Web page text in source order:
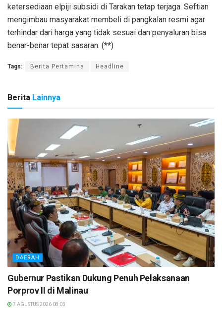
ketersediaan elpiji subsidi di Tarakan tetap terjaga. Seftian
mengimbau masyarakat membeli di pangkalan resmi agar
terhindar dari harga yang tidak sesuai dan penyaluran bisa
benar-benar tepat sasaran. (**)
Tags: Berita Pertamina Headline
Berita Lainnya
DAERAH
Gubernur Pastikan Dukung Penuh Pelaksanaan
Porprov II di Malinau
7 AGUSTUS 2026 08:03